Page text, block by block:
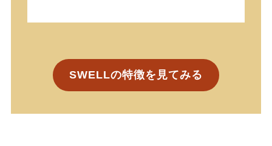
SWELLの特徴を見てみる